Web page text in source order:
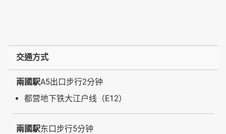
交通方式
兩國駅A5出口步行2分钟
都营地下铁大江户线（E12）
兩國駅东口步行5分钟